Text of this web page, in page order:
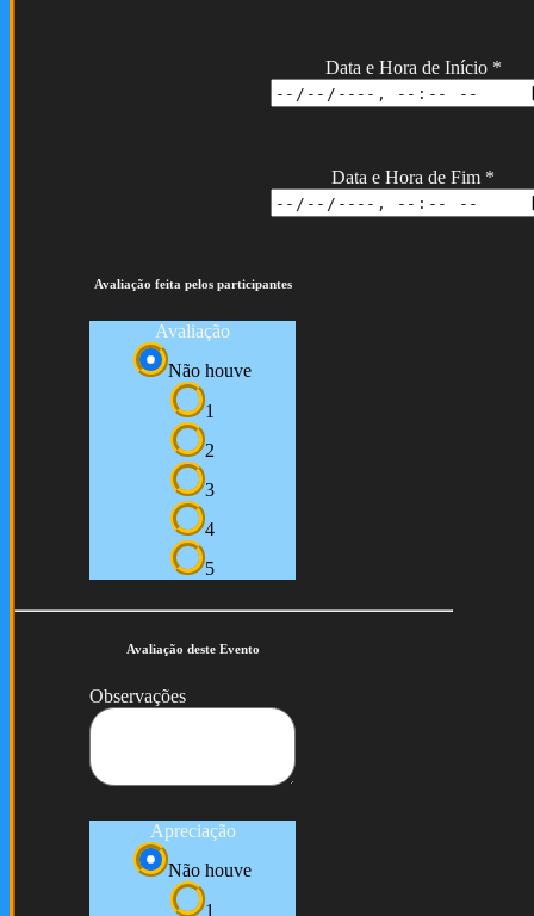
Data e Hora de Início *
Data e Hora de Fim *
Avaliação feita pelos participantes
Avaliação
Não houve
1
2
3
4
5
Avaliação deste Evento
Observações
Apreciação
Não houve
1